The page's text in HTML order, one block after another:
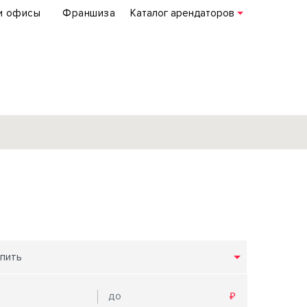
офисы Франшиза Каталог арендаторов